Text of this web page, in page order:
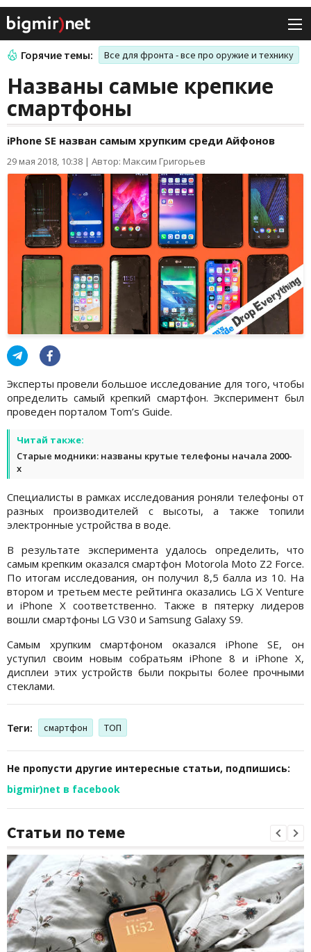
Горячие темы: Все для фронта - все про оружие и технику
Названы самые крепкие
смартфоны
iPhone SE назван самым хрупким среди Айфонов
29 мая 2018, 10:38 | Автор: Максим Григорьев
Эксперты провели большое исследование для того, чтобы
определить самый крепкий смартфон. Эксперимент был
проведен порталом Tom’s Guide.
Читай также:
Старые модники: названы крутые телефоны начала 2000-
х
Специалисты в рамках исследования роняли телефоны от
разных производителей с высоты, а также топили
электронные устройства в воде.
В результате эксперимента удалось определить, что
самым крепким оказался смартфон Motorola Moto Z2 Force.
По итогам исследования, он получил 8,5 балла из 10. На
втором и третьем месте рейтинга оказались LG X Venture
и iPhone X соответственно. Также в пятерку лидеров
вошли смартфоны LG V30 и Samsung Galaxy S9.
Самым хрупким смартфоном оказался iPhone SE, он
уступил своим новым собратьям iPhone 8 и iPhone X,
дисплеи этих устройств были покрыты более прочными
стеклами.
Теги: смартфон ТОП
Не пропусти другие интересные статьи, подпишись:
bigmir)net в facebook
Статьи по теме